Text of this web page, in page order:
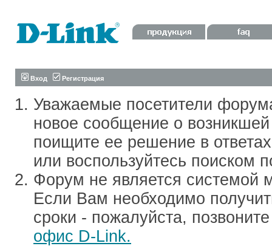
Вход Регистрация
Уважаемые посетители
новое сообщение о
поищите ее решение в
или воспользуйтесь поиском
Форум не является системой
Если Вам необходимо
сроки - пожалуйста,
офис D-Link.